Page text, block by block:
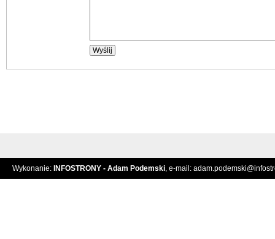
Wykonanie: INFOSTRONY - Adam Podemski, e-mail: